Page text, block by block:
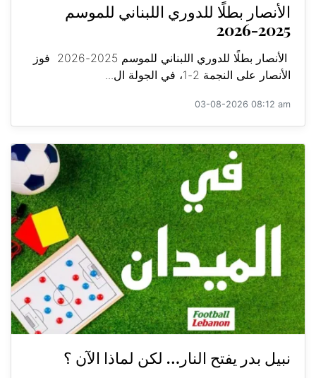
الأنصار بطلًا للدوري اللبناني للموسم
2025-2026
الأنصار بطلًا للدوري اللبناني للموسم 2025-2026 فوز
الأنصار على النجمة 2-1، في الجولة ال...
03-08-2026 08:12 am
نبيل بدر يفتح النار… لكن لماذا الآن ؟